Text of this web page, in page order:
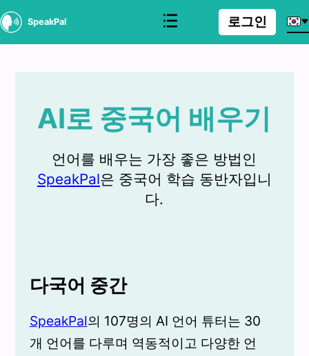
SpeakPal 로그인
AI로 중국어 배우기
언어를 배우는 가장 좋은 방법인
SpeakPal은 중국어 학습 동반자입니
다.
다국어 중간
SpeakPal의 107명의 AI 언어 튜터는 30
개 언어를 다루며 역동적이고 다양한 언